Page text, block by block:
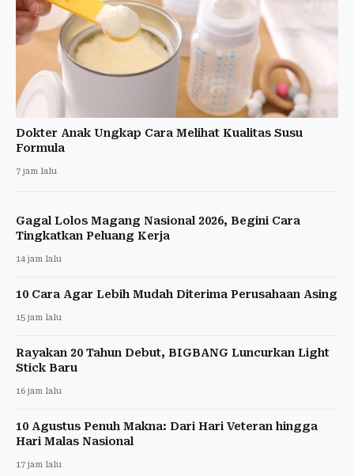
Dokter Anak Ungkap Cara Melihat Kualitas Susu
Formula
7 jam lalu
Gagal Lolos Magang Nasional 2026, Begini Cara
Tingkatkan Peluang Kerja
14 jam lalu
10 Cara Agar Lebih Mudah Diterima Perusahaan Asing
15 jam lalu
Rayakan 20 Tahun Debut, BIGBANG Luncurkan Light
Stick Baru
16 jam lalu
10 Agustus Penuh Makna: Dari Hari Veteran hingga
Hari Malas Nasional
17 jam lalu